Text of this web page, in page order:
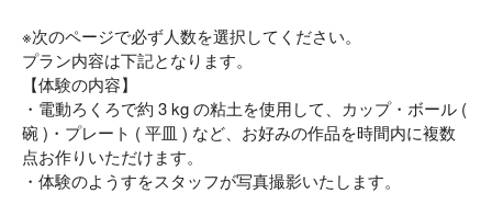
※次のページで必ず人数を選択してください。
プラン内容は下記となります。
【体験の内容】
・電動ろくろで約 3 kg の粘土を使用して、カップ・ボール (
碗 )・プレート ( 平皿 ) など、お好みの作品を時間内に複数
点お作りいただけます。
・体験のようすをスタッフが写真撮影いたします。